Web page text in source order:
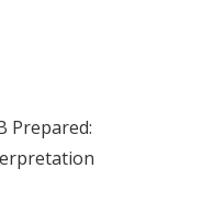
Prepared: